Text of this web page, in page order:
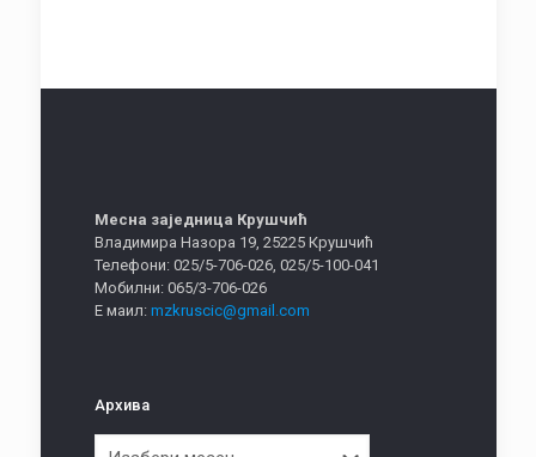
Месна заједница Крушчић
Владимира Назора 19, 25225 Крушчић
Телефони: 025/5-706-026, 025/5-100-041
Мобилни: 065/3-706-026
Е маил: mzkruscic@gmail.com
Архива